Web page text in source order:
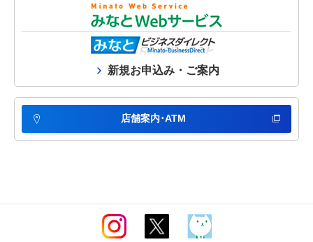
新規お申込み・ご案内
店舗案内･ATM